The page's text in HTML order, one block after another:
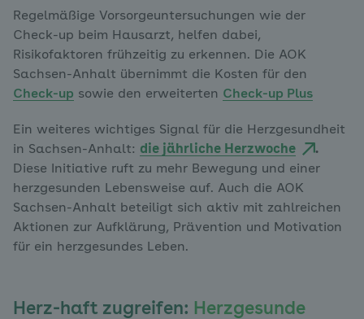
Regelmäßige Vorsorgeuntersuchungen wie der
Check-up beim Hausarzt, helfen dabei,
Risikofaktoren frühzeitig zu erkennen. Die AOK
Sachsen-Anhalt übernimmt die Kosten für den
Check-up sowie den erweiterten Check-up Plus
Ein weiteres wichtiges Signal für die Herzgesundheit
in Sachsen-Anhalt: die jährliche Herzwoche
.
Diese Initiative ruft zu mehr Bewegung und einer
herzgesunden Lebensweise auf. Auch die AOK
Sachsen-Anhalt beteiligt sich aktiv mit zahlreichen
Aktionen zur Aufklärung, Prävention und Motivation
für ein herzgesundes Leben.
Herz-haft zugreifen: Herzgesunde